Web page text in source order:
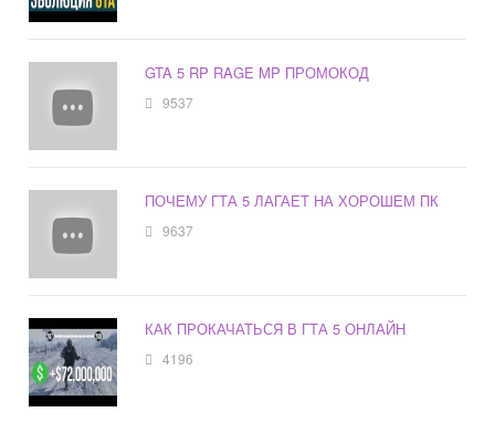
GTA 5 RP RAGE MP ПРОМОКОД
9537
ПОЧЕМУ ГТА 5 ЛАГАЕТ НА ХОРОШЕМ ПК
9637
КАК ПРОКАЧАТЬСЯ В ГТА 5 ОНЛАЙН
4196